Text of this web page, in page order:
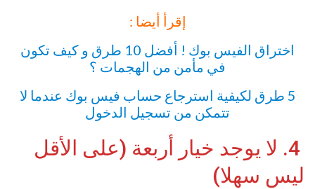
إقرأ أيضا :
اختراق الفيس بوك ! أفضل 10 طرق و كيف تكون
في مأمن من الهجمات ؟
5 طرق لكيفية استرجاع حساب فيس بوك عندما لا
تتمكن من تسجيل الدخول
4. لا يوجد خيار أربعة (على الأقل
ليس سهلا)